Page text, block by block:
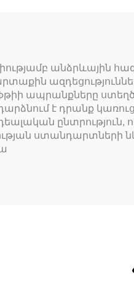
անձրևային
ապրանքները
դարձնում է դրանք
ընտրություն,
ստանդարտների